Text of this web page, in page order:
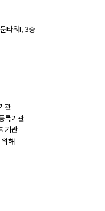
타워I, 3층
관
록기관
기관
위해